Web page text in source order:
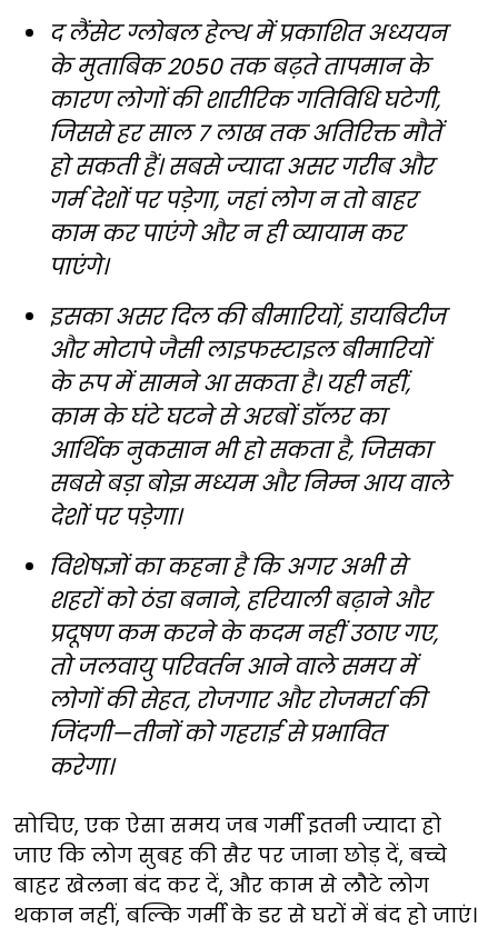
द लैंसेट ग्लोबल हेल्थ में प्रकाशित अध्ययन
के मुताबिक 2050 तक बढ़ते तापमान के
कारण लोगों की शारीरिक गतिविधि घटेगी,
जिससे हर साल 7 लाख तक अतिरिक्त मौतें
हो सकती हैं। सबसे ज्यादा असर गरीब और
गर्म देशों पर पड़ेगा, जहां लोग न तो बाहर
काम कर पाएंगे और न ही व्यायाम कर
पाएंगे।
इसका असर दिल की बीमारियों, डायबिटीज
और मोटापे जैसी लाइफस्टाइल बीमारियों
के रूप में सामने आ सकता है। यही नहीं,
काम के घंटे घटने से अरबों डॉलर का
आर्थिक नुकसान भी हो सकता है, जिसका
सबसे बड़ा बोझ मध्यम और निम्न आय वाले
देशों पर पड़ेगा।
विशेषज्ञों का कहना है कि अगर अभी से
शहरों को ठंडा बनाने, हरियाली बढ़ाने और
प्रदूषण कम करने के कदम नहीं उठाए गए,
तो जलवायु परिवर्तन आने वाले समय में
लोगों की सेहत, रोजगार और रोजमर्रा की
जिंदगी—तीनों को गहराई से प्रभावित
करेगा।
सोचिए, एक ऐसा समय जब गर्मी इतनी ज्यादा हो
जाए कि लोग सुबह की सैर पर जाना छोड़ दें, बच्चे
बाहर खेलना बंद कर दें, और काम से लौटे लोग
थकान नहीं, बल्कि गर्मी के डर से घरों में बंद हो जाएं।